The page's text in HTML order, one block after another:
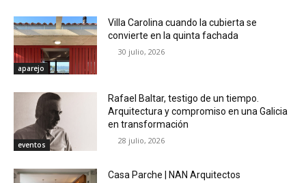
aparejo
Villa Carolina cuando la cubierta se
convierte en la quinta fachada
30 julio, 2026
eventos
Rafael Baltar, testigo de un tiempo.
Arquitectura y compromiso en una Galicia
en transformación
28 julio, 2026
Casa Parche | NAN Arquitectos